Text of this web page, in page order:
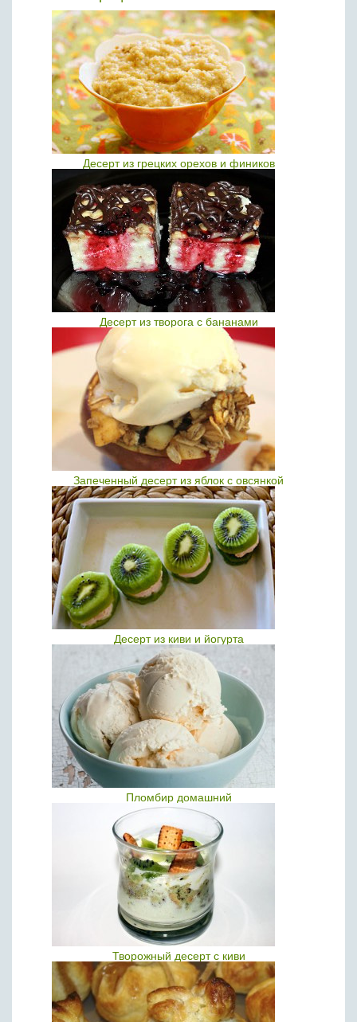
Десерт из грецких орехов и фиников
Десерт из творога с бананами
Запеченный десерт из яблок с овсянкой
Десерт из киви и йогурта
Пломбир домашний
Творожный десерт с киви